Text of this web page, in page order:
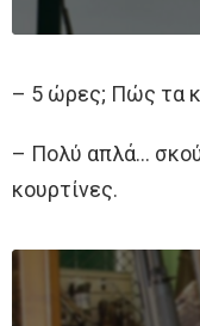
– 5 ώρες; Πώς τα
– Πολύ απλά…
κουρτίνες.